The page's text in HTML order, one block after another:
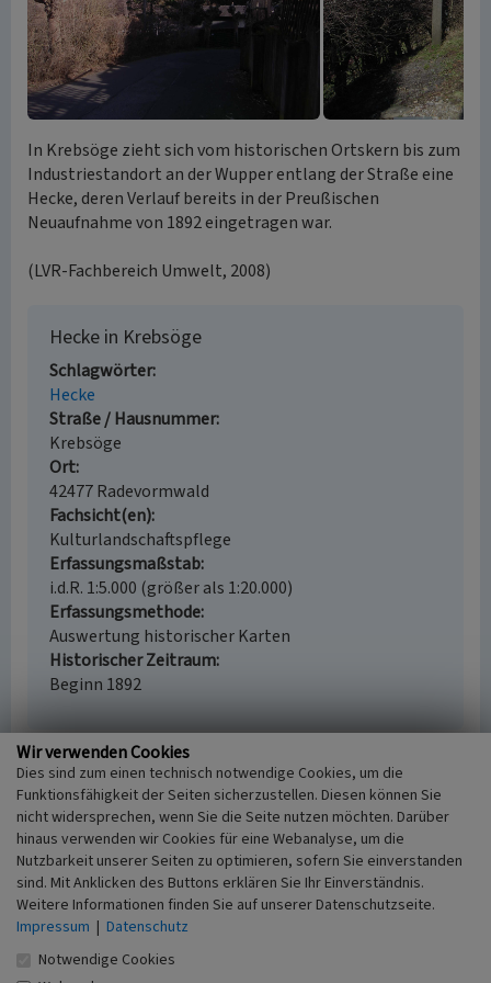
In Krebsöge zieht sich vom historischen Ortskern bis zum
Industriestandort an der Wupper entlang der Straße eine
Hecke, deren Verlauf bereits in der Preußischen
Neuaufnahme von 1892 eingetragen war.
(LVR-Fachbereich Umwelt, 2008)
Hecke in Krebsöge
Schlagwörter
Hecke
Straße / Hausnummer
Krebsöge
Ort
42477 Radevormwald
Fachsicht(en)
Kulturlandschaftspflege
Erfassungsmaßstab
i.d.R. 1:5.000 (größer als 1:20.000)
Erfassungsmethode
Auswertung historischer Karten
Historischer Zeitraum
Beginn 1892
Empfohlene Zitierweise
Urheberrechtlicher Hinweis
Der hier präsentierte Inhalt ist urheberrechtlich
geschützt. Die angezeigten Medien unterliegen
möglicherweise zusätzlichen urheberrechtlichen
Bedingungen, die an diesen ausgewiesen sind.
Empfohlene Zitierweise
„Hecke in Krebsöge”. In: KuLaDig,
Wir verwenden Cookies
Dies sind zum einen technisch notwendige Cookies, um die
Funktionsfähigkeit der Seiten sicherzustellen. Diesen können Sie
nicht widersprechen, wenn Sie die Seite nutzen möchten. Darüber
hinaus verwenden wir Cookies für eine Webanalyse, um die
Nutzbarkeit unserer Seiten zu optimieren, sofern Sie einverstanden
sind. Mit Anklicken des Buttons erklären Sie Ihr Einverständnis.
Weitere Informationen finden Sie auf unserer Datenschutzseite.
Impressum | Datenschutz
Notwendige Cookies